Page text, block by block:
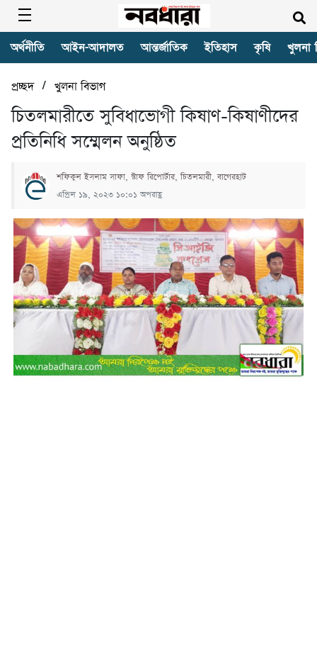
অর্থনীতি আইন-আদালত আন্তর্জাতিক ইতিহাস কৃষি খুলনা
প্রচ্ছদ/ খুলনা বিভাগ
চিতলমারীতে সুবিধাভোগী কিষাণ-কিষাণীদের
প্রতিনিধি সম্মেলন অনুষ্ঠিত
শফিকুল ইসলাম সাফা, স্টাফ রিপোর্টার, চিতলমারী, বাগেরহাট
এপ্রিল ১৯, ২০২৩ ১০:০১ অপরাহ্ণ